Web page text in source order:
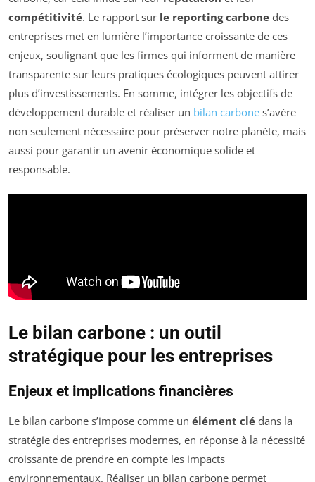
compétitivité. Le rapport sur le reporting carbone des
entreprises met en lumière l’importance croissante de ces
enjeux, soulignant que les firmes qui informent de manière
transparente sur leurs pratiques écologiques peuvent attirer
plus d’investissements. En somme, intégrer les objectifs de
développement durable et réaliser un bilan carbone s’avère
non seulement nécessaire pour préserver notre planète, mais
aussi pour garantir un avenir économique solide et
responsable.
Le bilan carbone : un outil
stratégique pour les entreprises
Enjeux et implications financières
Le bilan carbone s’impose comme un élément clé dans la
stratégie des entreprises modernes, en réponse à la nécessité
croissante de prendre en compte les impacts
environnementaux. Réaliser un bilan carbone permet